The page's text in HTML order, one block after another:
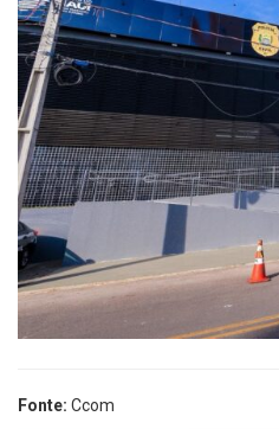
Fonte: Ccom